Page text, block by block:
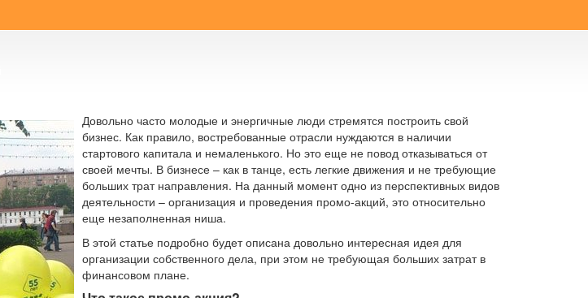
Довольно часто молодые и энергичные люди стремятся построить свой
бизнес. Как правило, востребованные отрасли нуждаются в наличии
стартового капитала и немаленького. Но это еще не повод отказываться от
своей мечты. В бизнесе – как в танце, есть легкие движения и не требующие
больших трат направления. На данный момент одно из перспективных видов
деятельности – организация и проведения промо-акций, это относительно
еще незаполненная ниша.
В этой статье подробно будет описана довольно интересная идея для
организации собственного дела, при этом не требующая больших затрат в
финансовом плане.